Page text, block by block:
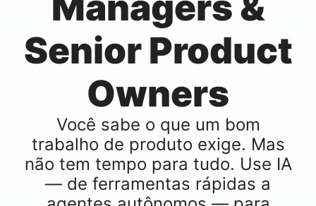
Senior Product
Owners
Você sabe o que um bom
trabalho de produto exige. Mas
não tem tempo para tudo. Use IA
— de ferramentas rápidas a